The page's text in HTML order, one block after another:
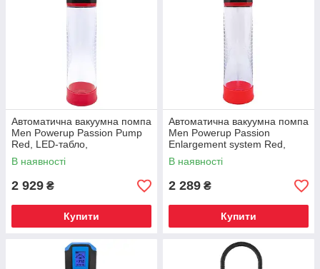
Автоматична вакуумна помпа
Men Powerup Passion Pump
Red, LED-табло,
перезаряджається, 8 режимів
В наявності
2 929 ₴
Купити
Автоматична вакуумна помпа
Men Powerup Passion
Enlargement system Red,
перезарядна, 5 режимів
В наявності
2 289 ₴
Купити